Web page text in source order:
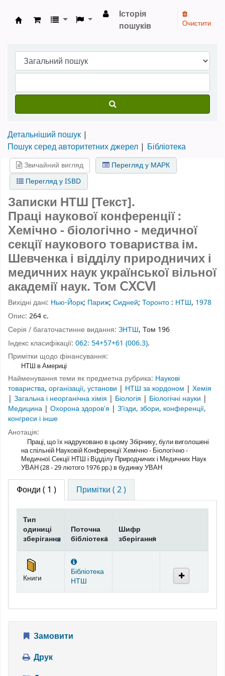
Бібліотека НТШ › Електронний каталог
Історія
пошуків
Очистити
Детальніший пошук
Пошук серед авторитетних джерел
Бібліотека
Звичайний вигляд
Перегляд у МАРК
Перегляд у ISBD
Записки НТШ [Текст].
Праці наукової конференції :
Хемічно - біологічно - медичної
секції наукового товариства ім.
Шевченка і відділу природничих і
медичних наук української вільної
академії наук.Том ⅭⅩⅭⅥ
Вихідні дані: Нью-Йорк; Париж; Сидней; Торонто : НТШ, 1978
Опис: 264 с.
Серія / багаточастинне видання: ЗНТШ, Том 196
Індекс класифікації: 062: 54+57+61 (006.3).
Примітки щодо фінансування:
НТШ в Америці
Найменування теми як предметна рубрика: Наукові
товариства, організації, установи | НТШ за кордоном | Хемія
| Загальна і неорганічна хімія | Біологія | Біологічні науки |
Медицина | Охорона здоровʼя | Зʼїзди, збори, конференції,
конгреси і інше
Анотація:
Праці, що їх надруковано в цьому Збірнику, були виголошені
на спільній Науковій Конференції Хемічно - Біологічно -
Медичної Секції НТШ і Відділу Природничих і Медичних Наук
УВАН (28 - 29 лютого 1976 рр.) в будинку УВАН
Фонди ( 1 ) Примітки ( 2 )
Фонди
Тип
одиниці
зберігання
Поточна
бібліотека
Шифр
зберігання
Книги
Бібліотека
НТШ
Замовити
Друк